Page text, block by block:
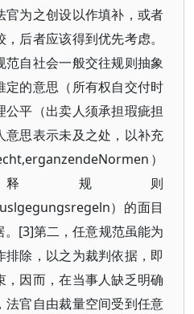
为之创设以作填补，或者
后者应该得到优先考虑。
范自社会一般交往规则抽象
的意思（所有权自交付时
平（出卖人须承担瑕疵担
思表示未及之处，以补充
）
规则
）的面目
[3]第二，任意规范虽能为
除，以之为裁判依据，即
因而，在当事人缺乏明确
官自由裁量空间受到任意